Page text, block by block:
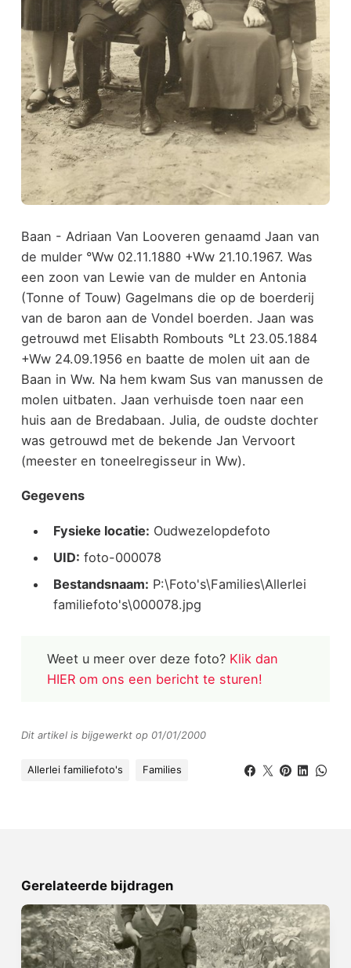
Baan - Adriaan Van Looveren genaamd Jaan van
de mulder °Ww 02.11.1880 +Ww 21.10.1967. Was
een zoon van Lewie van de mulder en Antonia
(Tonne of Touw) Gagelmans die op de boerderij
van de baron aan de Vondel boerden. Jaan was
getrouwd met Elisabth Rombouts °Lt 23.05.1884
+Ww 24.09.1956 en baatte de molen uit aan de
Baan in Ww. Na hem kwam Sus van manussen de
molen uitbaten. Jaan verhuisde toen naar een
huis aan de Bredabaan. Julia, de oudste dochter
was getrouwd met de bekende Jan Vervoort
(meester en toneelregisseur in Ww).
Gegevens
Fysieke locatie: Oudwezelopdefoto
UID: foto-000078
Bestandsnaam: P:\Foto's\Families\Allerlei
familiefoto's\000078.jpg
Weet u meer over deze foto? Klik dan
HIER om ons een bericht te sturen!
Dit artikel is bijgewerkt op 01/01/2000
Allerlei familiefoto's Families
Gerelateerde bijdragen